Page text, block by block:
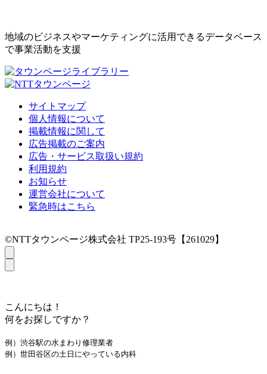
地域のビジネスやマーケティングに活用できるデータベース
で事業活動を支援
サイトマップ
個人情報について
掲載情報に関して
広告掲載のご案内
広告・サービス取扱い規約
利用規約
お知らせ
運営会社について
緊急時はこちら
©NTTタウンページ株式会社 TP25-193号【261029】
こんにちは！
何をお探しですか？
例）渋谷駅の水まわり修理業者
例）世田谷区の土日にやっている内科